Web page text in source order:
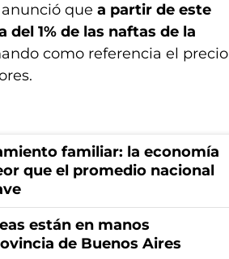
que a partir de este
del 1% de las naftas de la
como referencia el precio
familiar: la economía
que el promedio nacional
están en manos
de Buenos Aires